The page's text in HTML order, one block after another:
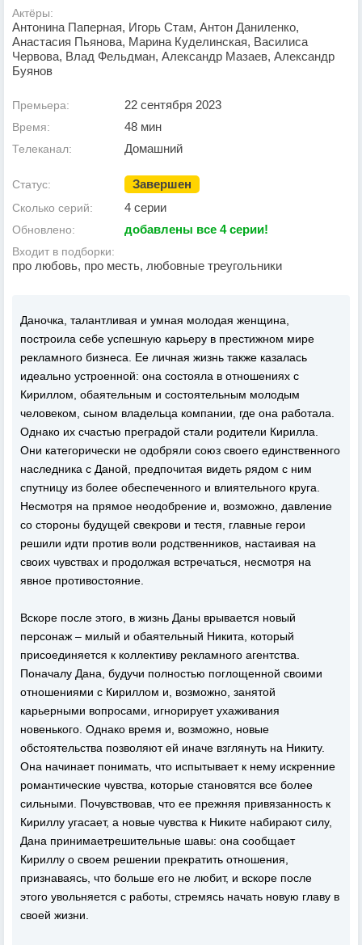
Актёры:
Антонина Паперная, Игорь Стам, Антон Даниленко,
Анастасия Пьянова, Марина Куделинская, Василиса
Червова, Влад Фельдман, Александр Мазаев, Александр
Буянов
Премьера: 22 сентября 2023
Время: 48 мин
Телеканал: Домашний
Статус: Завершен
Сколько серий: 4 серии
Обновлено: добавлены все 4 серии!
Входит в подборки:
про любовь, про месть, любовные треугольники
Даночка, талантливая и умная молодая женщина,
построила себе успешную карьеру в престижном мире
рекламного бизнеса. Ее личная жизнь также казалась
идеально устроенной: она состояла в отношениях с
Кириллом, обаятельным и состоятельным молодым
человеком, сыном владельца компании, где она работала.
Однако их счастью преградой стали родители Кирилла.
Они категорически не одобряли союз своего единственного
наследника с Даной, предпочитая видеть рядом с ним
спутницу из более обеспеченного и влиятельного круга.
Несмотря на прямое неодобрение и, возможно, давление
со стороны будущей свекрови и тестя, главные герои
решили идти против воли родственников, настаивая на
своих чувствах и продолжая встречаться, несмотря на
явное противостояние.
Вскоре после этого, в жизнь Даны врывается новый
персонаж – милый и обаятельный Никита, который
присоединяется к коллективу рекламного агентства.
Поначалу Дана, будучи полностью поглощенной своими
отношениями с Кириллом и, возможно, занятой
карьерными вопросами, игнорирует ухаживания
новенького. Однако время и, возможно, новые
обстоятельства позволяют ей иначе взглянуть на Никиту.
Она начинает понимать, что испытывает к нему искренние
романтические чувства, которые становятся все более
сильными. Почувствовав, что ее прежняя привязанность к
Кириллу угасает, а новые чувства к Никите набирают силу,
Дана принимаетрешительные шавы: она сообщает
Кириллу о своем решении прекратить отношения,
признаваясь, что больше его не любит, и вскоре после
этого увольняется с работы, стремясь начать новую главу в
своей жизни.